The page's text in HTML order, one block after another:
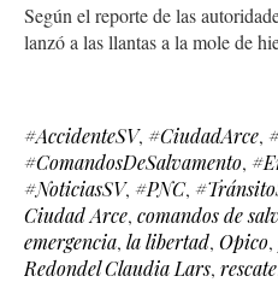
Según el reporte de las
lanzó a las llantas a la mole de
#AccidenteSV, #CiudadArce,
#ComandosDeSalvamento,
#NoticiasSV, #PNC,
Ciudad Arce, comandos de
emergencia, la libertad, Opico,
Redondel Claudia Lars, rescate